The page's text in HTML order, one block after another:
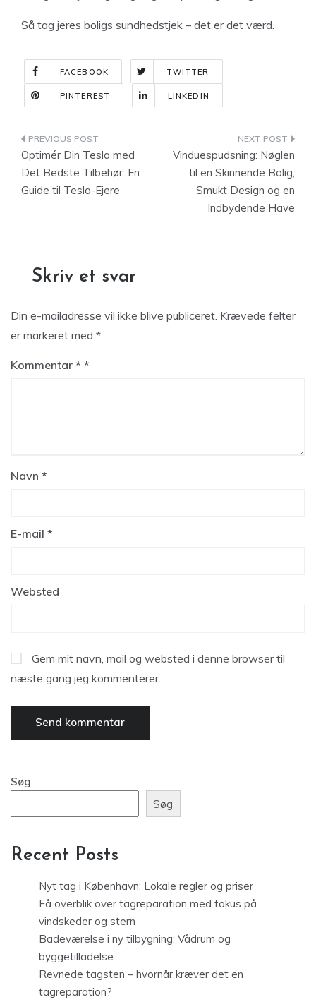
Så tag jeres boligs sundhedstjek – det er det værd.
FACEBOOK TWITTER
PINTEREST LINKEDIN
Indlægsnavigation
Optimér Din Tesla med
Det Bedste Tilbehør: En
Guide til Tesla-Ejere
Vinduespudsning: Nøglen
til en Skinnende Bolig,
Smukt Design og en
Indbydende Have
Skriv et svar
Din e-mailadresse vil ikke blive publiceret. Krævede felter
er markeret med *
Kommentar *
Navn *
E-mail *
Websted
Gem mit navn, mail og websted i denne browser til
næste gang jeg kommenterer.
Søg
Søg
Recent Posts
Nyt tag i København: Lokale regler og priser
Få overblik over tagreparation med fokus på
vindskeder og stern
Badeværelse i ny tilbygning: Vådrum og
byggetilladelse
Revnede tagsten – hvornår kræver det en
tagreparation?